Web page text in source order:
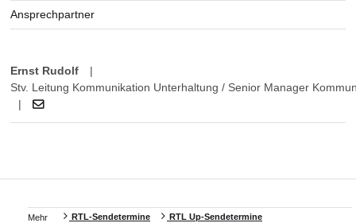
Ansprechpartner
Ernst Rudolf
|
Stv. Leitung Kommunikation Unterhaltung / Senior Manager
|
Mehr RTL-Sendetermine
RTL Up-Sendetermine